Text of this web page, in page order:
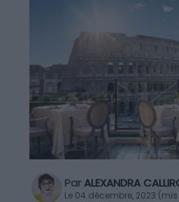
ParALEXANDRA
Le 04 décembre, 2023